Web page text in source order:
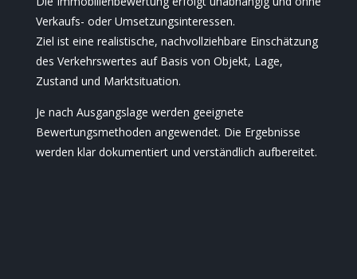
Verkaufs- oder Umsetzungsinteressen.
Ziel ist eine realistische, nachvollziehbare Einschätzung
des Verkehrswertes auf Basis von Objekt, Lage,
Zustand und Marktsituation.
Je nach Ausgangslage werden geeignete
Bewertungsmethoden angewendet. Die Ergebnisse
werden klar dokumentiert und verständlich aufbereitet.